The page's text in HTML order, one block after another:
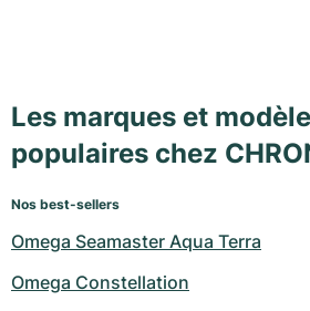
Les marques et
populaires chez
Nos best-sellers
Omega Seamaster Aqua Terra
Omega Constellation